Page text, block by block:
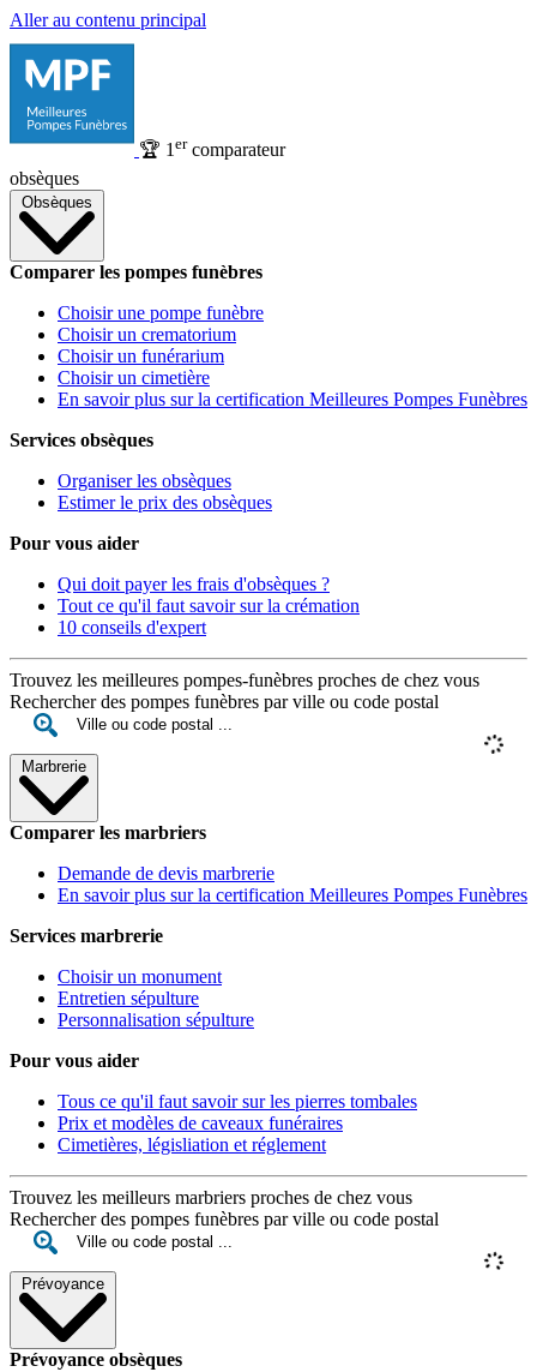
Aller au contenu principal
🏆 1 ercomparateur
obsèques
Obsèques
Comparer les pompes funèbres
Choisir une pompe funèbre
Choisir un crematorium
Choisir un funérarium
Choisir un cimetière
En savoir plus sur la certification Meilleures Pompes Funèbres
Services obsèques
Organiser les obsèques
Estimer le prix des obsèques
Pour vous aider
Qui doit payer les frais d'obsèques ?
Tout ce qu'il faut savoir sur la crémation
10 conseils d'expert
Trouvez les meilleures pompes-funèbres proches de chez vous
Rechercher des pompes funèbres par ville ou code postal
Marbrerie
Comparer les marbriers
Demande de devis marbrerie
En savoir plus sur la certification Meilleures Pompes Funèbres
Services marbrerie
Choisir un monument
Entretien sépulture
Personnalisation sépulture
Pour vous aider
Tous ce qu'il faut savoir sur les pierres tombales
Prix et modèles de caveaux funéraires
Cimetières, législiation et réglement
Trouvez les meilleurs marbriers proches de chez vous
Rechercher des pompes funèbres par ville ou code postal
Prévoyance
Prévoyance obsèques